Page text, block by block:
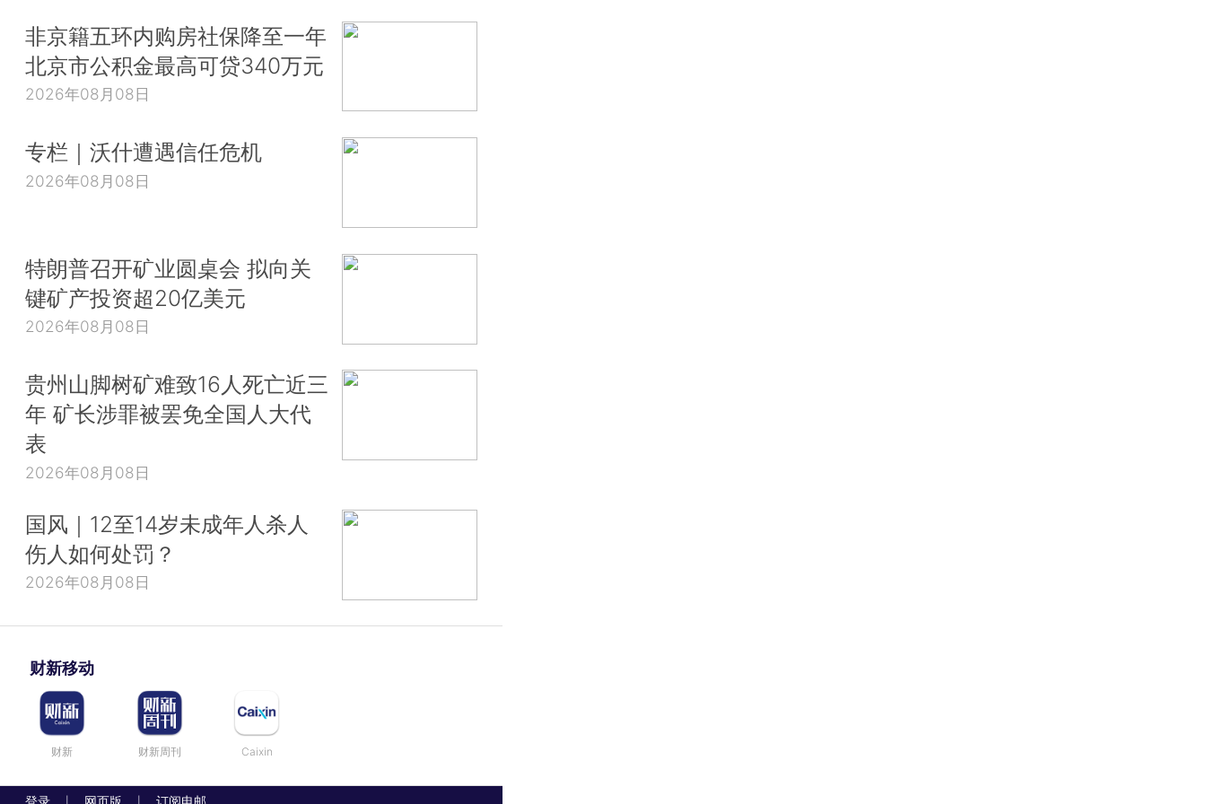
非京籍五环内购房社保降至一年
北京市公积金最高可贷340万元
2026年08月08日
专栏｜沃什遭遇信任危机
2026年08月08日
特朗普召开矿业圆桌会 拟向关
键矿产投资超20亿美元
2026年08月08日
贵州山脚树矿难致16人死亡近三
年 矿长涉罪被罢免全国人大代
表
2026年08月08日
国风｜12至14岁未成年人杀人
伤人如何处罚？
2026年08月08日
财新移动
财新 财新周刊 Caixin